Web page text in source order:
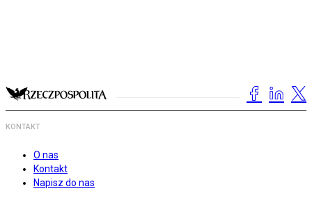
KONTAKT
O nas
Kontakt
Napisz do nas